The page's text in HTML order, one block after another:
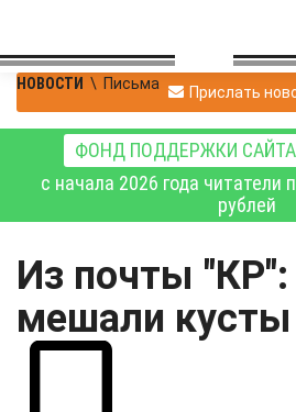
НОВОСТИ \ Письма Прислать
ФОНД ПОДДЕРЖКИ САЙТА
с начала 2026 года читатели
рублей
Из почты
мешали кусты